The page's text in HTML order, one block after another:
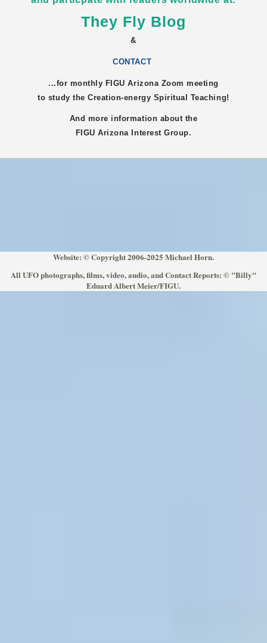
They Fly Blog
&
CONTACT
...for monthly FIGUArizona Zoom meeting
to study the Creation-energy Spiritual Teaching!
And more information about the
FIGUArizonaInterest Group.
Website: © Copyright 2006-2025 Michael Horn.
All UFO photographs, films, video, audio, and Contact Reports: © "Billy"
Eduard Albert Meier/FIGU.